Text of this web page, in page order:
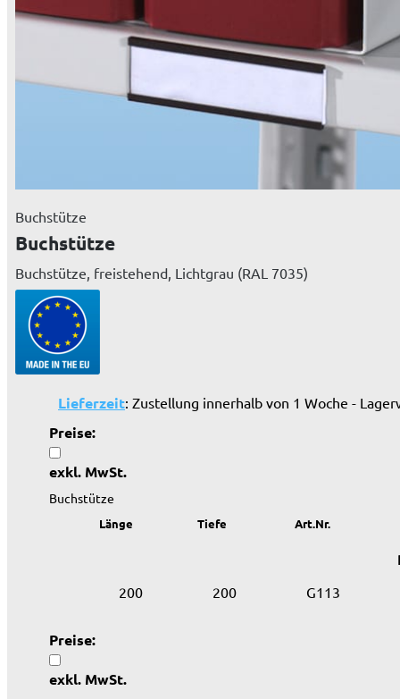
Buchstütze
Buchstütze
Buchstütze, freistehend, Lichtgrau (RAL 7035)
Lieferzeit: Zustellung innerhalb von 1 Woche -
Preise:
exkl. MwSt.
Buchstütze
Länge Tiefe Art.Nr.
200 200 G113
Preise:
exkl. MwSt.